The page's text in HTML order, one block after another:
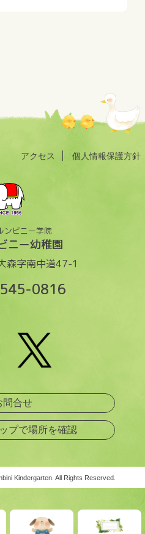
アクセス 個人情報保護方針
ンビニー学院
ニー幼稚園
森字南中道47-1
0816
問合せ
プで場所を確認
Kindergarten. All Rights Reserved.